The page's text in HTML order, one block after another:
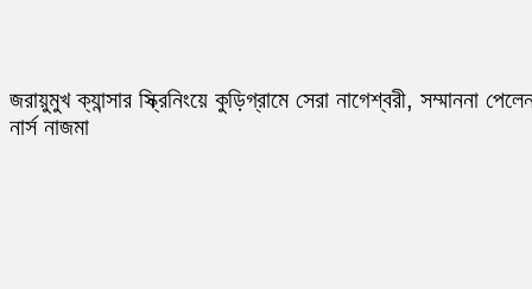
জরায়ুমুখ ক্যান্সার স্ক্রিনিংয়ে কুড়িগ্রামে সেরা নাগেশ্বরী, সম্মাননা
নার্স নাজমা